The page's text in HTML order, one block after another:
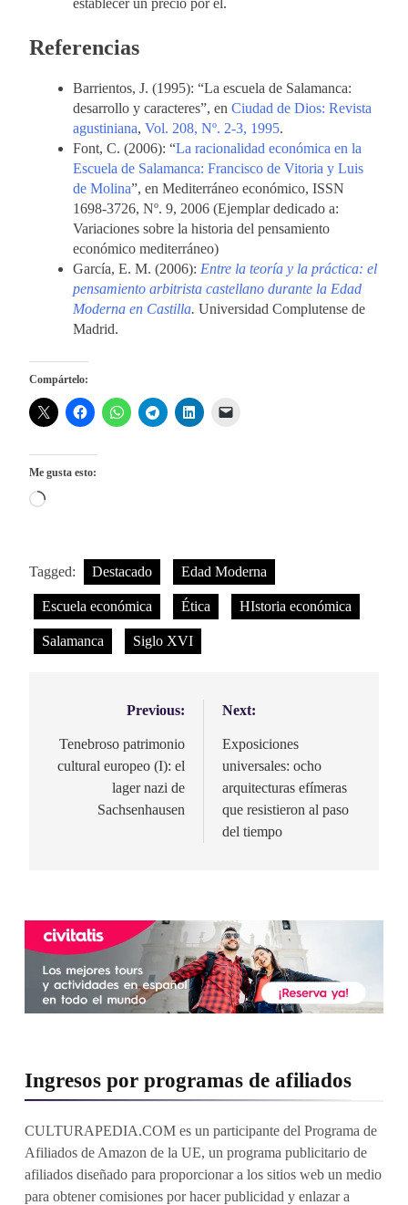
establecer un precio por él.
Referencias
Barrientos, J. (1995): “La escuela de Salamanca:
desarrollo y caracteres”, en Ciudad de Dios: Revista
agustiniana, Vol. 208, Nº. 2-3, 1995.
Font, C. (2006): “La racionalidad económica en la
Escuela de Salamanca: Francisco de Vitoria y Luis
de Molina”, en Mediterráneo económico, ISSN
1698-3726, Nº. 9, 2006 (Ejemplar dedicado a:
Variaciones sobre la historia del pensamiento
económico mediterráneo)
García, E. M. (2006): Entre la teoría y la práctica: el
pensamiento arbitrista castellano durante la Edad
Moderna en Castilla. Universidad Complutense de
Madrid.
Compártelo:
Me gusta esto:
Cargando...
Tagged: Destacado Edad Moderna
Escuela económica Ética HIstoria económica
Salamanca Siglo XVI
Navegación
de
entradas
Previous:
Tenebroso patrimonio
cultural europeo (I): el
lager nazi de
Sachsenhausen
Next:
Exposiciones
universales: ocho
arquitecturas efímeras
que resistieron al paso
del tiempo
Ingresos por programas de afiliados
CULTURAPEDIA.COM es un participante del Programa de
Afiliados de Amazon de la UE, un programa publicitario de
afiliados diseñado para proporcionar a los sitios web un medio
para obtener comisiones por hacer publicidad y enlazar a